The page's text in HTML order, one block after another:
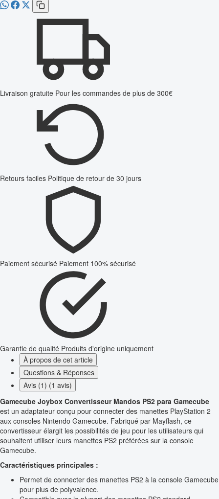
Livraison gratuite Pour les commandes de plus de 300€
Retours faciles Politique de retour de 30 jours
Paiement sécurisé Paiement 100% sécurisé
Garantie de qualité Produits d'origine uniquement
À propos de cet article
Questions & Réponses
Avis (1) (1 avis)
Gamecube Joybox Convertisseur Mandos PS2 para Gamecube
est un adaptateur conçu pour connecter des manettes PlayStation 2
aux consoles Nintendo Gamecube. Fabriqué par Mayflash, ce
convertisseur élargit les possibilités de jeu pour les utilisateurs qui
souhaitent utiliser leurs manettes PS2 préférées sur la console
Gamecube.
Caractéristiques principales :
Permet de connecter des manettes PS2 à la console Gamecube
pour plus de polyvalence.